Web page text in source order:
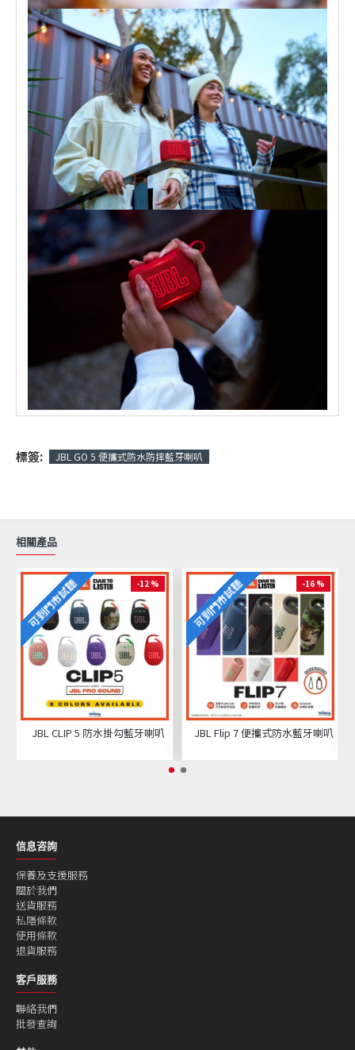
標簽: JBL GO 5 便攜式防水防摔藍牙喇叭
相關產品
可到門市試聽 -12 %
JBL CLIP 5 防水掛勾藍牙喇叭
可到門市試聽 -16 %
JBL Flip 7 便攜式防水藍牙喇叭
信息咨詢
保養及支援服務
關於我們
送貨服務
私隱條款
使用條款
退貨服務
客戶服務
聯絡我們
批發查詢